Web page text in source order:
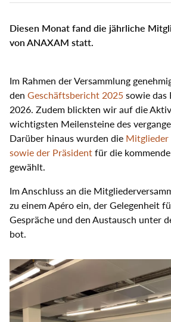
menu
Select
Diesen Monat fand die jährliche
von ANAXAM statt.
Im Rahmen der Versammlung
den Geschäftsbericht 2025sowie das
2026. Zudem blickten wir auf die
wichtigsten Meilensteine des
Darüber hinaus wurden die Mitglieder
sowie der Präsidentfür die
gewählt.
Im Anschluss an die
zu einem Apéro ein, der Gelegenheit
Gespräche und den Austausch unter
bot.